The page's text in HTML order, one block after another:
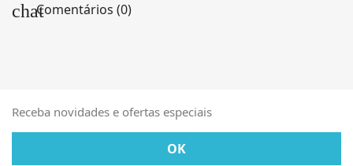
chatComentários (0)
Receba novidades e ofertas especiais